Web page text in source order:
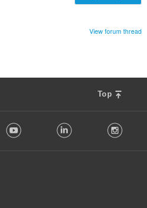
View forum thread
Top
Youtube LinkedIn